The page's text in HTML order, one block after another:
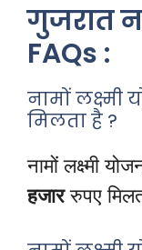
गुजरात
FAQs :
नामों
मिलता है ?
नामों लक्ष्मी
हजाररुपए